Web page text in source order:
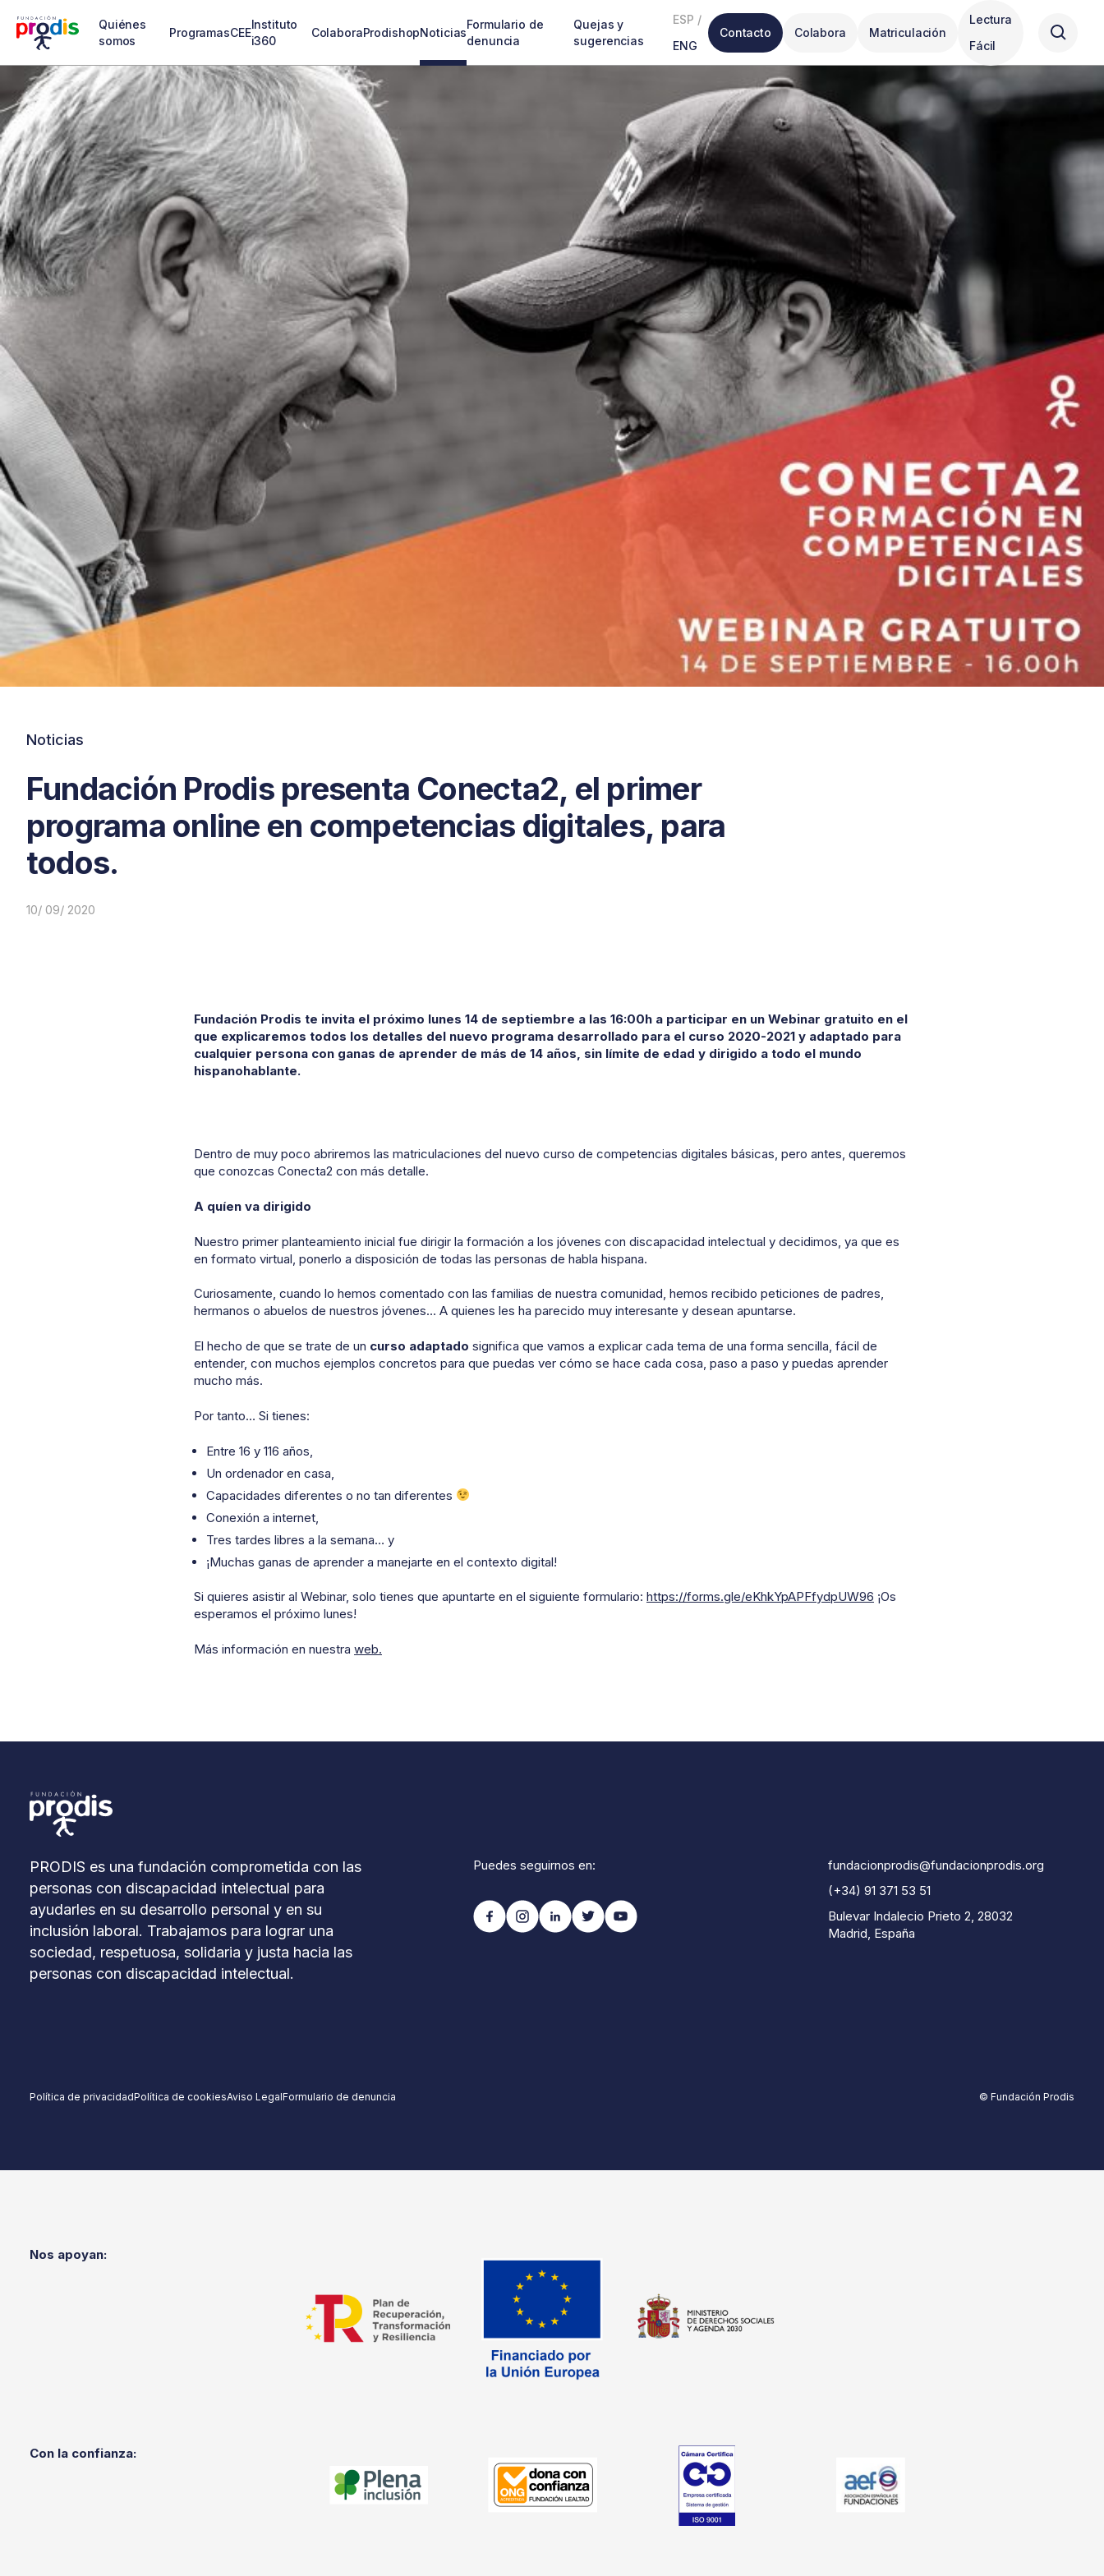
Quiénes
somos
ProgramasCEE
Instituto
i360
ColaboraProdishopNoticias
Formulario de
denuncia
Quejas y
sugerencias
ESP /
ENG
Contacto Colabora Matriculación
Lectura
Fácil
Noticias
Fundación Prodis presenta Conecta2, el primer
programa online en competencias digitales, para
todos.
10/ 09/ 2020
Fundación Prodis te invita el próximo lunes 14 de septiembre a las 16:00h a participar en un Webinar gratuito en el
que explicaremos todos los detalles del nuevo programa desarrollado para el curso 2020-2021 y adaptado para
cualquier persona con ganas de aprender de más de 14 años, sin límite de edad y dirigido a todo el mundo
hispanohablante.
Dentro de muy poco abriremos las matriculaciones del nuevo curso de competencias digitales básicas, pero antes, queremos
que conozcas Conecta2 con más detalle.
A quíen va dirigido
Nuestro primer planteamiento inicial fue dirigir la formación a los jóvenes con discapacidad intelectual y decidimos, ya que es
en formato virtual, ponerlo a disposición de todas las personas de habla hispana.
Curiosamente, cuando lo hemos comentado con las familias de nuestra comunidad, hemos recibido peticiones de padres,
hermanos o abuelos de nuestros jóvenes… A quienes les ha parecido muy interesante y desean apuntarse.
El hecho de que se trate de un curso adaptado significa que vamos a explicar cada tema de una forma sencilla, fácil de
entender, con muchos ejemplos concretos para que puedas ver cómo se hace cada cosa, paso a paso y puedas aprender
mucho más.
Por tanto… Si tienes:
Entre 16 y 116 años,
Un ordenador en casa,
Capacidades diferentes o no tan diferentes
Conexión a internet,
Tres tardes libres a la semana… y
¡Muchas ganas de aprender a manejarte en el contexto digital!
Si quieres asistir al Webinar, solo tienes que apuntarte en el siguiente formulario: https://forms.gle/eKhkYpAPFfydpUW96 ¡Os
esperamos el próximo lunes!
Más información en nuestra web.
PRODIS es una fundación comprometida con las
personas con discapacidad intelectual para
ayudarles en su desarrollo personal y en su
inclusión laboral. Trabajamos para lograr una
sociedad, respetuosa, solidaria y justa hacia las
personas con discapacidad intelectual.
Puedes seguirnos en:
fundacionprodis@fundacionprodis.org
(+34) 91 371 53 51
Bulevar Indalecio Prieto 2, 28032
Madrid, España
Política de privacidadPolítica de cookiesAviso LegalFormulario de denuncia © Fundación Prodis
Nos apoyan:
Con la confianza: